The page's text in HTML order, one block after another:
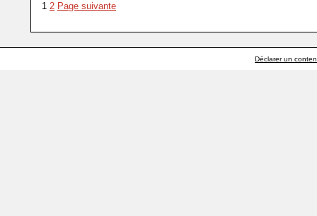
1 2 Page suivante
Déclarer un